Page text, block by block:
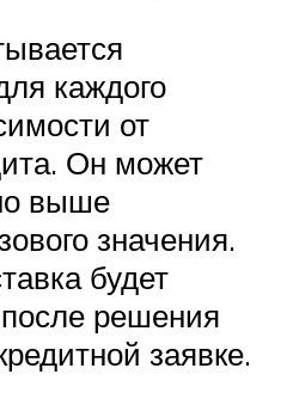
каждого
от
Он может
выше
значения.
будет
решения
заявке.